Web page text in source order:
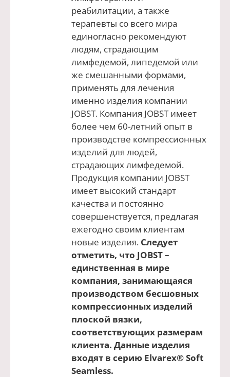
реабилитации, а также
терапевты со всего мира
единогласно рекомендуют
людям, страдающим
лимфедемой, липедемой или
же смешанными формами,
применять для лечения
именно изделия компании
JOBST. Компания JOBST имеет
более чем 60-летний опыт в
производстве компрессионных
изделий для людей,
страдающих лимфедемой.
Продукция компании JOBST
имеет высокий стандарт
качества и постоянно
совершенствуется, предлагая
ежегодно своим клиентам
новые изделия. Следует
отметить, что JOBST –
единственная в мире
компания, занимающаяся
производством бесшовных
компрессионных изделий
плоской вязки,
соответствующих размерам
клиента. Данные изделия
входят в серию Elvarex® Soft
Seamless.